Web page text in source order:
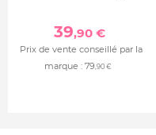
39,90 €
Prix de vente conseillé par la
marque : 79,90 €